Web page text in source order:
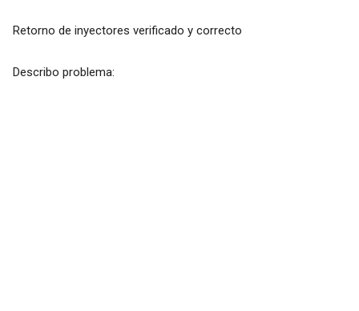
Retorno de inyectores verificado y correcto
Describo problema: